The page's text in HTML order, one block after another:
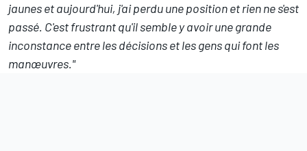
jaunes et aujourd'hui, j'ai perdu une position et rien ne s'est
passé. C'est frustrant qu'il semble y avoir une grande
inconstance entre les décisions et les gens qui font les
manœuvres."